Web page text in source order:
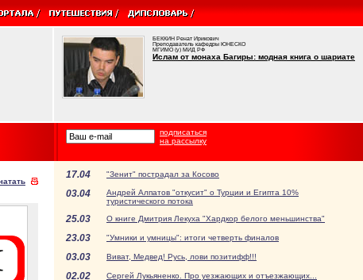
БЕККИН Ренат Ирикович
Преподаватель кафедры ЮНЕСКО
МГИМО (у) МИД РФ
Ислам от монаха Багиры: модная книга о шариате
подписаться
на рассылку
17.04 "Зенит" пострадал за Косово
03.04
Андрей Алпатов "откусит" о Турции и Египта 10%
туристического потока
25.03 О книге Дмитрия Лекуха "Хардкор белого меньшинства"
23.03 "Умники и умницы": итоги четверть финалов
03.03 Виват, Медвед! Русь, лови позитифф!!!
02.02 Сергей Лукьяненко. Про уезжающих и отъезжающих...